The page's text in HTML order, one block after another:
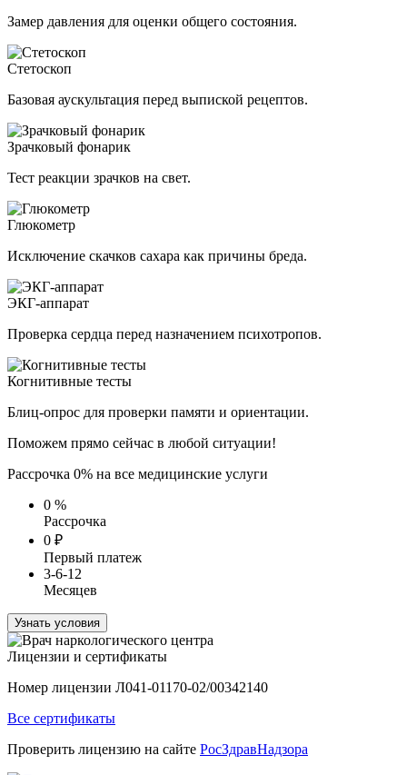
Замер давления для оценки общего состояния.
Стетоскоп
Базовая аускультация перед выпиской рецептов.
Зрачковый фонарик
Тест реакции зрачков на свет.
Глюкометр
Исключение скачков сахара как причины бреда.
ЭКГ-аппарат
Проверка сердца перед назначением психотропов.
Когнитивные тесты
Блиц-опрос для проверки памяти и ориентации.
Поможем прямо сейчас в любой ситуации!
Рассрочка 0% на все медицинские услуги
0 %
Рассрочка
0 ₽
Первый платеж
3-6-12
Месяцев
Узнать условия
Лицензии и сертификаты
Номер лицензии Л041-01170-02/00342140
Все сертификаты
Проверить лицензию на сайте РосЗдравНадзора